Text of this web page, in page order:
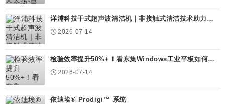
洋浦科技干式超声波清洁机｜非接触式清洁技术助力
SMT产线洁净升级
2026-07-14
检验效率提升50%+！看东集Windows工业平板如何助
力某知名显示器厂...
2026-07-14
依迪埃® Prodigi™ 系统